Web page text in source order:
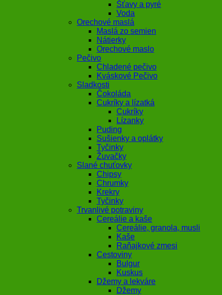
Šťavy a pyré
Voda
Orechové maslá
Maslá zo semien
Nátierky
Orechové maslo
Pečivo
Chladené pečivo
Kváskové Pečivo
Sladkosti
Čokoláda
Cukríky a lízatká
Cukríky
Lízanky
Puding
Sušienky a oplátky
Tyčinky
Žuvačky
Slané chuťovky
Chipsy
Chrumky
Krekry
Tyčinky
Trvanlivé potraviny
Cereálie a kaše
Cereálie, granola, musli
Kaše
Raňajkové zmesi
Cestoviny
Bulgur
Kuskus
Džemy a lekváre
Džemy